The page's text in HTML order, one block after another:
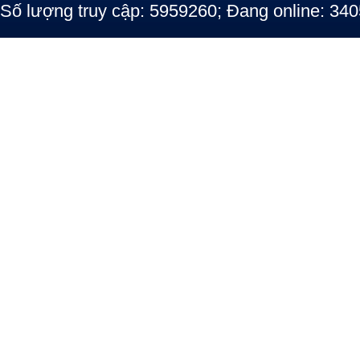
Số lượng truy cập: 5959260; Đang online: